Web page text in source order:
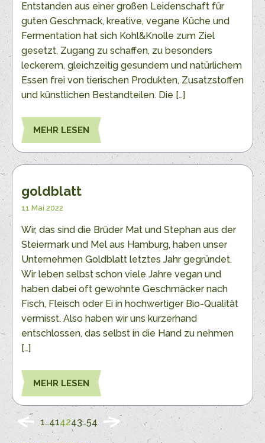
Entstanden aus einer großen Leidenschaft für
guten Geschmack, kreative, vegane Küche und
Fermentation hat sich Kohl&Knolle zum Ziel
gesetzt, Zugang zu schaffen, zu besonders
leckerem, gleichzeitig gesundem und natürlichem
Essen frei von tierischen Produkten, Zusatzstoffen
und künstlichen Bestandteilen. Die […]
MEHR LESEN
goldblatt
11 Mai 2022
Wir, das sind die Brüder Mat und Stephan aus der
Steiermark und Mel aus Hamburg, haben unser
Unternehmen Goldblatt letztes Jahr gegründet.
Wir leben selbst schon viele Jahre vegan und
haben dabei oft gewohnte Geschmäcker nach
Fisch, Fleisch oder Ei in hochwertiger Bio-Qualität
vermisst. Also haben wir uns kurzerhand
entschlossen, das selbst in die Hand zu nehmen
[…]
MEHR LESEN
1…414243…54